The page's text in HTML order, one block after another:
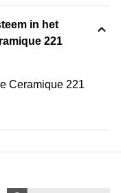
in het
221
Ceramique 221